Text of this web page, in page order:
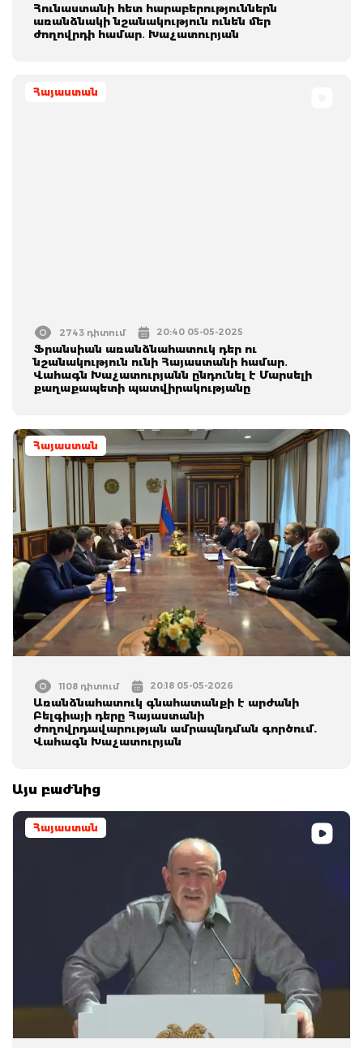
Հունաստանի հետ հարաբերություններն
առանձնակի նշանակություն ունեն մեր
ժողովրդի համար․ Խաչատուրյան
Հայաստան
2743 դիտում 20:40 05-05-2025
Ֆրանսիան առանձնահատուկ դեր ու
նշանակություն ունի Հայաստանի համար․
Վահագն Խաչատուրյանն ընդունել է Մարսելի
քաղաքապետի պատվիրակությանը
Հայաստան
1108 դիտում 20:18 05-05-2026
Առանձնահատուկ գնահատանքի է արժանի
Բելգիայի դերը Հայաստանի
ժողովրդավարության ամրապնդման գործում.
Վահագն Խաչատուրյան
Այս բաժնից
Հայաստան